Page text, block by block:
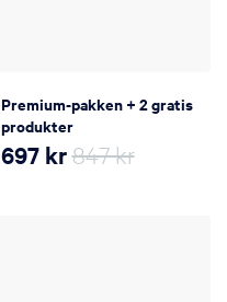
Premium-pakken + 2 gratis
produkter
697 kr847 kr